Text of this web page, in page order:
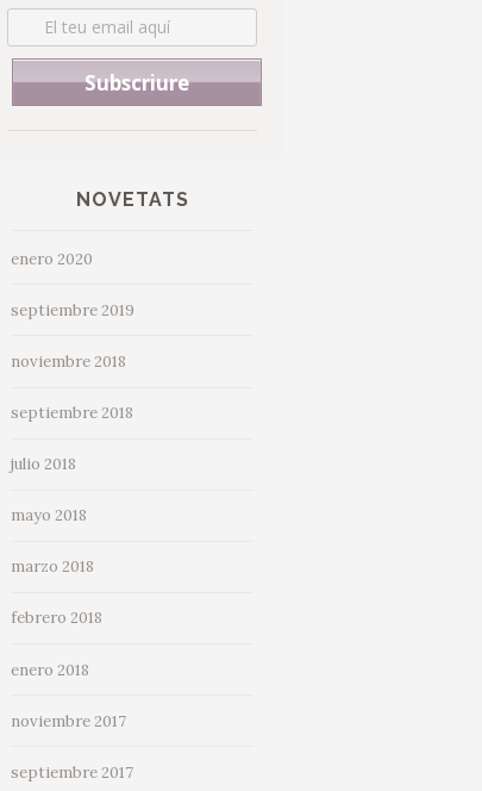
NOVETATS
enero 2020
septiembre 2019
noviembre 2018
septiembre 2018
julio 2018
mayo 2018
marzo 2018
febrero 2018
enero 2018
noviembre 2017
septiembre 2017